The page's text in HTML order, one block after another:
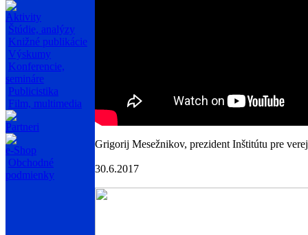
Aktivity
Štúdie, analýzy
Knižné publikácie
Výskumy
Konferencie,
semináre
Publicistika
Film, multimedia
Partneri
e-Shop
Obchodné
podmienky
Grigorij Mesežnikov, prezident Inštitútu pre
30.6.2017